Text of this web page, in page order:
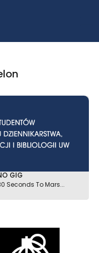
GIG
Seconds To Mars...